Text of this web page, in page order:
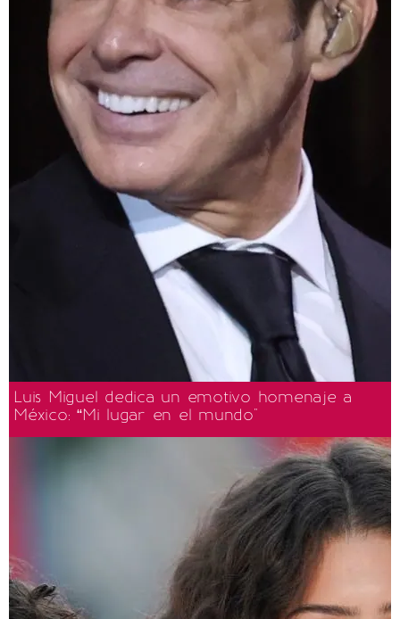
Luis Miguel dedica un emotivo homenaje a
México: “Mi lugar en el mundo"